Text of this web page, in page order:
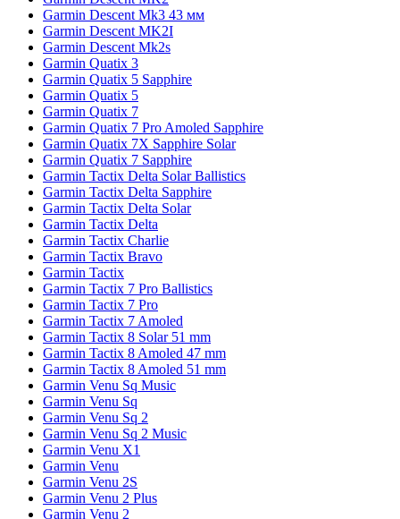
Garmin Descent Mk3 43 мм
Garmin Descent MK2I
Garmin Descent Mk2s
Garmin Quatix 3
Garmin Quatix 5 Sapphire
Garmin Quatix 5
Garmin Quatix 7
Garmin Quatix 7 Pro Amoled Sapphire
Garmin Quatix 7X Sapphire Solar
Garmin Quatix 7 Sapphire
Garmin Tactix Delta Solar Ballistics
Garmin Tactix Delta Sapphire
Garmin Tactix Delta Solar
Garmin Tactix Delta
Garmin Tactix Charlie
Garmin Tactix Bravo
Garmin Tactix
Garmin Tactix 7 Pro Ballistics
Garmin Tactix 7 Pro
Garmin Tactix 7 Amoled
Garmin Tactix 8 Solar 51 mm
Garmin Tactix 8 Amoled 47 mm
Garmin Tactix 8 Amoled 51 mm
Garmin Venu Sq Music
Garmin Venu Sq
Garmin Venu Sq 2
Garmin Venu Sq 2 Music
Garmin Venu X1
Garmin Venu
Garmin Venu 2S
Garmin Venu 2 Plus
Garmin Venu 2